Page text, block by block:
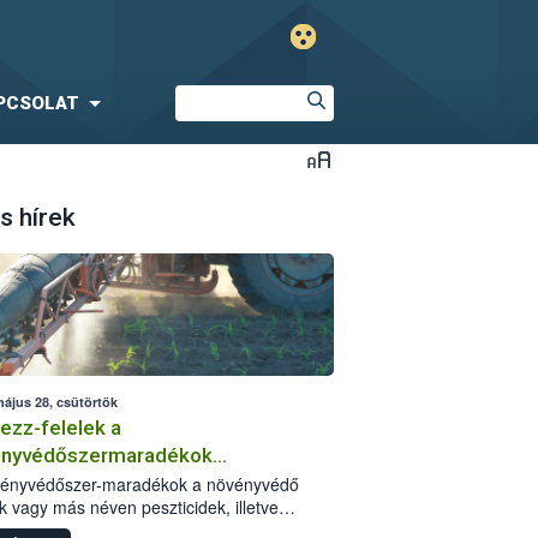
hírek
28, csütörtök
felelek a
kockázatáról
maradékok a növényvédő
vagy más néven peszticidek, illetve
kis mennyiségei, melyek a